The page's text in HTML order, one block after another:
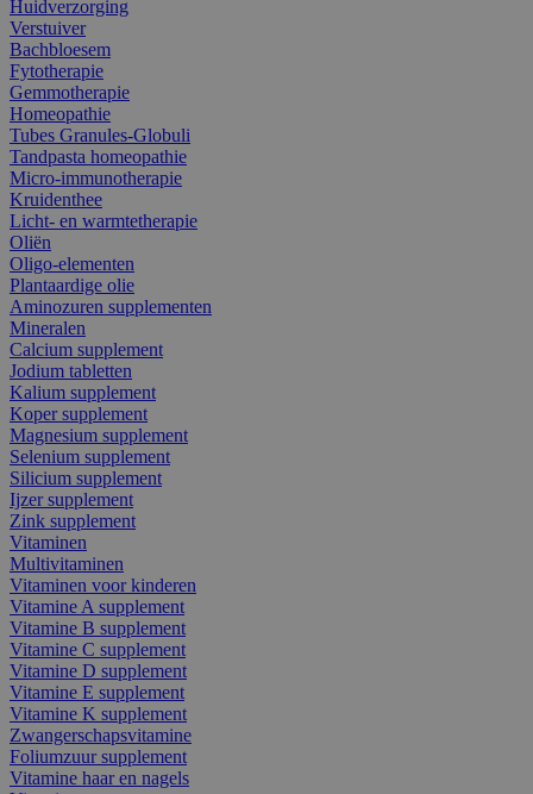
Huidverzorging
Verstuiver
Bachbloesem
Fytotherapie
Gemmotherapie
Homeopathie
Tubes Granules-Globuli
Tandpasta homeopathie
Micro-immunotherapie
Kruidenthee
Licht- en warmtetherapie
Oliën
Oligo-elementen
Plantaardige olie
Aminozuren supplementen
Mineralen
Calcium supplement
Jodium tabletten
Kalium supplement
Koper supplement
Magnesium supplement
Selenium supplement
Silicium supplement
Ijzer supplement
Zink supplement
Vitaminen
Multivitaminen
Vitaminen voor kinderen
Vitamine A supplement
Vitamine B supplement
Vitamine C supplement
Vitamine D supplement
Vitamine E supplement
Vitamine K supplement
Zwangerschapsvitamine
Foliumzuur supplement
Vitamine haar en nagels